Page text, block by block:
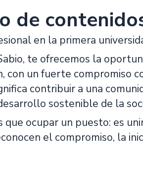
de
en la primera
te ofrecemos la
con un fuerte compromiso
contribuir a una
sostenible de la
que ocupar un puesto: es
el compromiso, la